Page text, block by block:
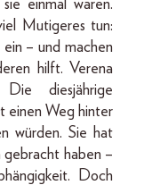
einmal waren.
Mutigeres tun:
– und machen
hilft. Verena
diesjährige
einen Weg hinter
würden. Sie hat
gebracht haben –
Doch